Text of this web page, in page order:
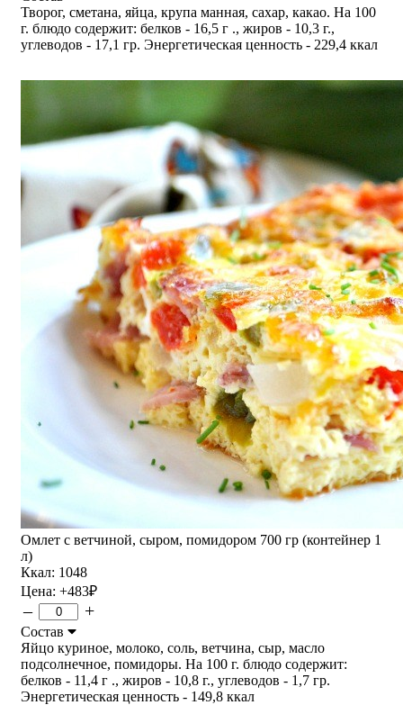
Творог, сметана, яйца, крупа манная, сахар, какао. На 100
г. блюдо содержит: белков - 16,5 г ., жиров - 10,3 г.,
углеводов - 17,1 гр. Энергетическая ценность - 229,4 ккал
Омлет с ветчиной, сыром, помидором 700 гр (контейнер 1
л)
Ккал: 1048
Цена: +483₽
– +
Состав
Яйцо куриное, молоко, соль, ветчина, сыр, масло
подсолнечное, помидоры. На 100 г. блюдо содержит:
белков - 11,4 г ., жиров - 10,8 г., углеводов - 1,7 гр.
Энергетическая ценность - 149,8 ккал